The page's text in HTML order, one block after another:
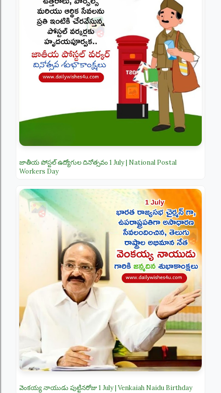
జాతీయ పోస్టల్ ఉద్యోగుల దినోత్సవం 1 July | National Postal
Workers Day
వెంకయ్య నాయుడు పుట్టినరోజు 1 July | Venkaiah Naidu Birthday